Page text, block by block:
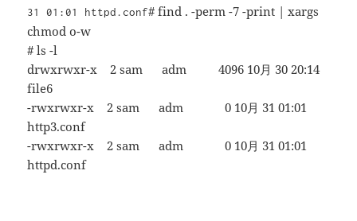
31 01:01 httpd.conf# find . -perm -7 -print | xargs
chmod o-w
# ls -l
drwxrwxr-x 2 sam adm 4096 10月 30 20:14
file6
-rwxrwxr-x 2 sam adm 0 10月 31 01:01
http3.conf
-rwxrwxr-x 2 sam adm 0 10月 31 01:01
httpd.conf